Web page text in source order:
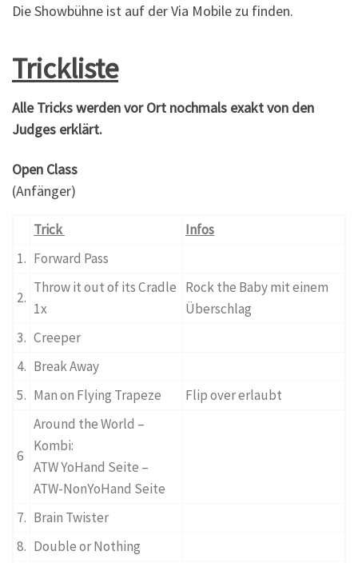
Die Showbühne ist auf der Via Mobile zu finden.
Trickliste
Alle Tricks werden vor Ort nochmals exakt von den
Judges erklärt.
Open Class
(Anfänger)
Trick
Infos
1. Forward Pass
2.
Throw it out of its Cradle
1x
Rock the Baby mit einem
Überschlag
3. Creeper
4. Break Away
5. Man on Flying Trapeze Flip over erlaubt
6
Around the World –
Kombi:
ATW YoHand Seite –
ATW-NonYoHand Seite
7. Brain Twister
8. Double or Nothing